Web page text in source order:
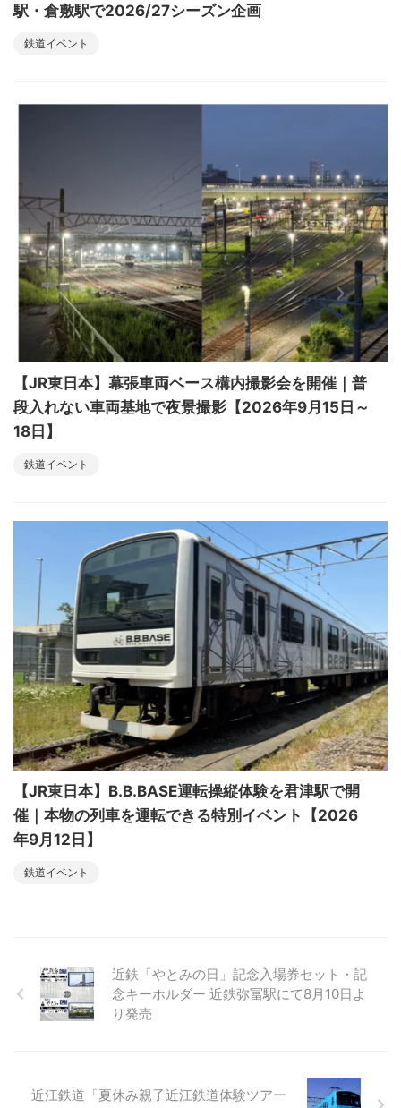
駅・倉敷駅で2026/27シーズン企画
鉄道イベント
【JR東日本】幕張車両ベース構内撮影会を開催｜普
段入れない車両基地で夜景撮影【2026年9月15日～
18日】
鉄道イベント
【JR東日本】B.B.BASE運転操縦体験を君津駅で開
催｜本物の列車を運転できる特別イベント【2026
年9月12日】
鉄道イベント
近鉄「やとみの日」記念入場券セット・記
念キーホルダー 近鉄弥冨駅にて8月10日よ
り発売
近江鉄道「夏休み親子近江鉄道体験ツアー